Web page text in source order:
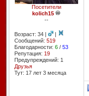
Посетители
kolich15
--
Возраст: 34 |
|
Сообщений: 519
Благодарности: 6/ 53
Репутация: 19
Предупреждений: 1
Друзья
Тут: 17 лет 3 месяцa